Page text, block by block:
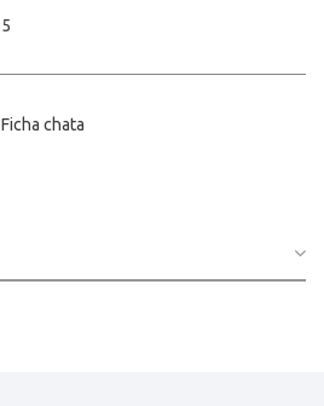
5
Ficha chata